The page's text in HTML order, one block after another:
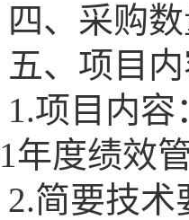
采购数
项目内
目内容
年度绩效
要技术